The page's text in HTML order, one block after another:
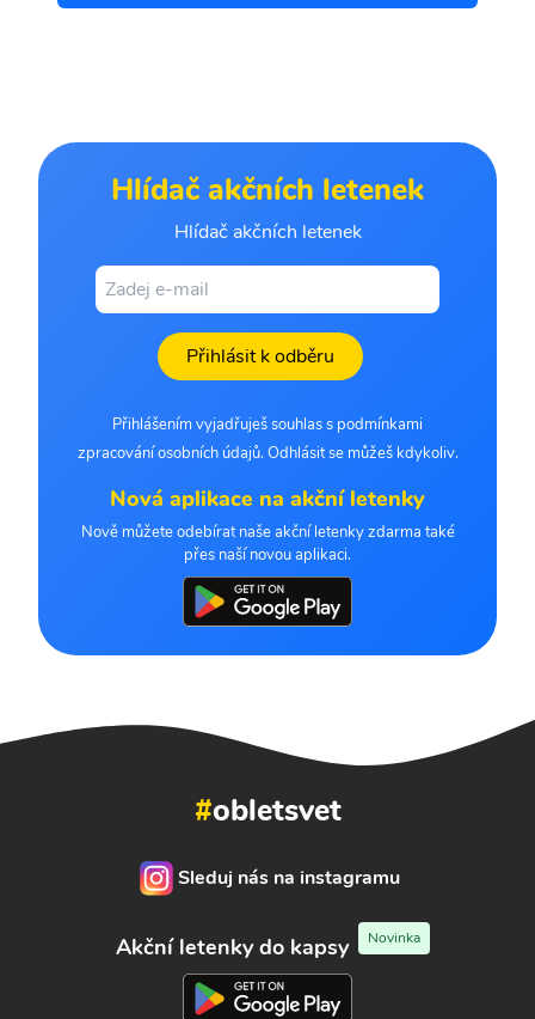
Hlídač akčních letenek
Hlídač akčních letenek
Přihlásit k odběru
Přihlášením vyjadřuješ souhlas s podmínkami
zpracování osobních údajů. Odhlásit se můžeš kdykoliv.
Nová aplikace na akční letenky
Nově můžete odebírat naše akční letenky zdarma také
přes naší novou aplikaci.
#obletsvet
Sleduj nás na instagramu
Akční letenky do kapsy Novinka